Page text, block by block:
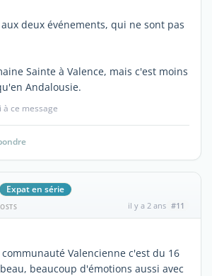
deux événements, qui ne sont pas
Sainte à Valence, mais c'est moins
Andalousie.
ce message
Expat en série
il y a 2 ans #11
Valencienne c'est du 16
beaucoup d'émotions aussi avec